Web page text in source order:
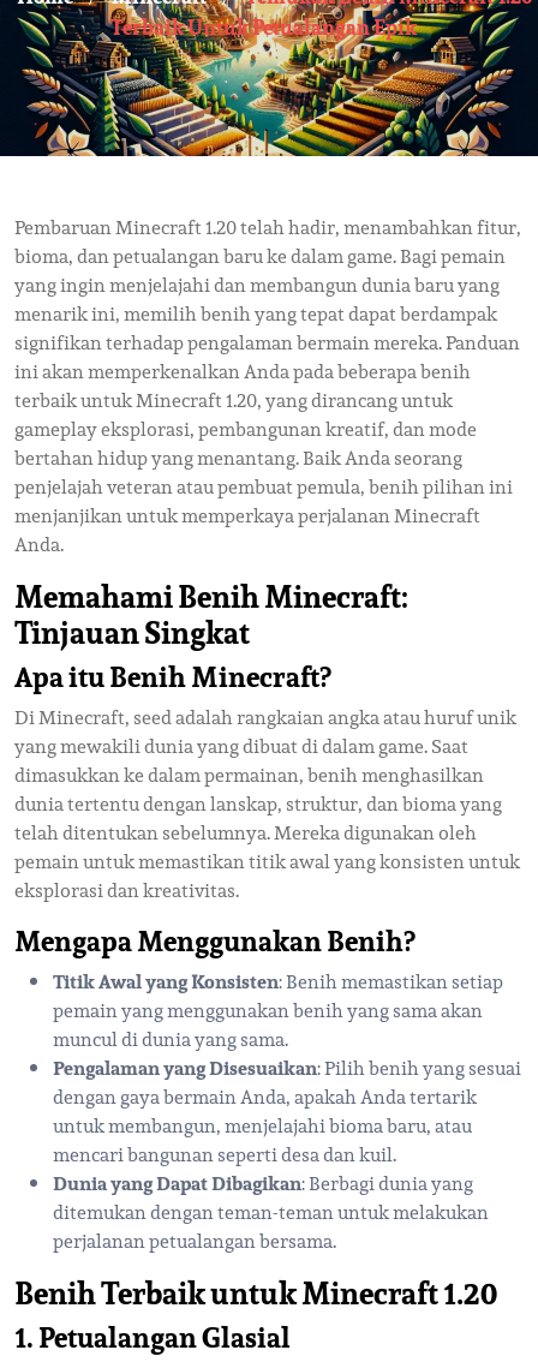
Terbaik Untuk Petualangan Epik
Pembaruan Minecraft 1.20 telah hadir, menambahkan fitur,
bioma, dan petualangan baru ke dalam game. Bagi pemain
yang ingin menjelajahi dan membangun dunia baru yang
menarik ini, memilih benih yang tepat dapat berdampak
signifikan terhadap pengalaman bermain mereka. Panduan
ini akan memperkenalkan Anda pada beberapa benih
terbaik untuk Minecraft 1.20, yang dirancang untuk
gameplay eksplorasi, pembangunan kreatif, dan mode
bertahan hidup yang menantang. Baik Anda seorang
penjelajah veteran atau pembuat pemula, benih pilihan ini
menjanjikan untuk memperkaya perjalanan Minecraft
Anda.
Memahami Benih Minecraft:
Tinjauan Singkat
Apa itu Benih Minecraft?
Di Minecraft, seed adalah rangkaian angka atau huruf unik
yang mewakili dunia yang dibuat di dalam game. Saat
dimasukkan ke dalam permainan, benih menghasilkan
dunia tertentu dengan lanskap, struktur, dan bioma yang
telah ditentukan sebelumnya. Mereka digunakan oleh
pemain untuk memastikan titik awal yang konsisten untuk
eksplorasi dan kreativitas.
Mengapa Menggunakan Benih?
Titik Awal yang Konsisten: Benih memastikan setiap
pemain yang menggunakan benih yang sama akan
muncul di dunia yang sama.
Pengalaman yang Disesuaikan: Pilih benih yang sesuai
dengan gaya bermain Anda, apakah Anda tertarik
untuk membangun, menjelajahi bioma baru, atau
mencari bangunan seperti desa dan kuil.
Dunia yang Dapat Dibagikan: Berbagi dunia yang
ditemukan dengan teman-teman untuk melakukan
perjalanan petualangan bersama.
Benih Terbaik untuk Minecraft 1.20
1. Petualangan Glasial